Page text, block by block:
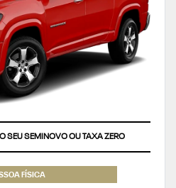
SEU SEMINOVO OU TAXA ZERO
FÍSICA